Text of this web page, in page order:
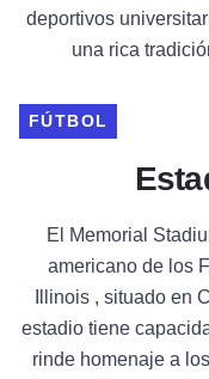
deportivos
una rica
FÚTBOL
El Memorial
americano de los
Illinois , situado en
estadio tiene
rinde homenaje a